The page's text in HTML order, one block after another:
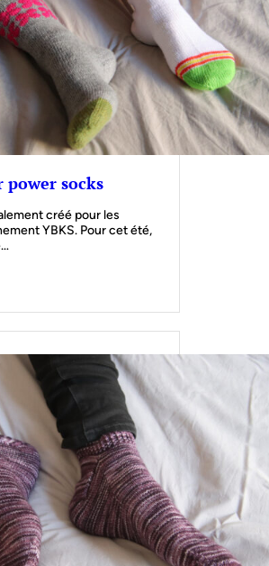
power socks
créé pour les
YBKS. Pour cet été,